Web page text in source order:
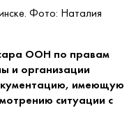
Фото: Наталия
ООН по правам
и организации
имеющую
ситуации с